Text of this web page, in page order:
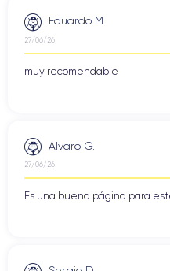
Eduardo M.
27/06/26
muy recomendable
Alvaro G.
27/06/26
Es una buena página para